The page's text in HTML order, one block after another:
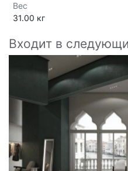
Вес
31.00 кг
Входит в